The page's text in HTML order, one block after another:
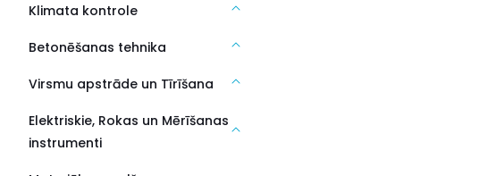
Klimata kontrole
Betonēšanas tehnika
Virsmu apstrāde un Tīrīšana
Elektriskie, Rokas un Mērīšanas
instrumenti